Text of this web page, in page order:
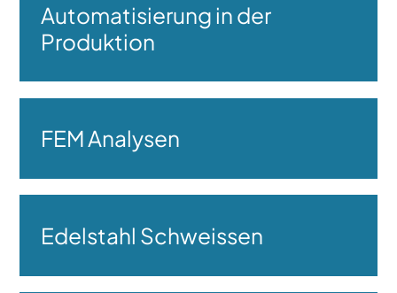
Automatisierung in der
Produktion
FEM Analysen
Edelstahl Schweissen